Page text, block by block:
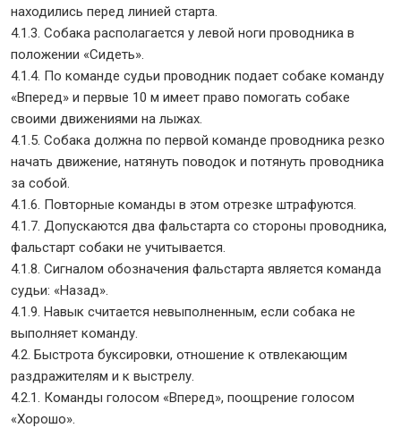
находились перед линией старта.
4.1.3. Собака располагается у левой ноги проводника в
положении «Сидеть».
4.1.4. По команде судьи проводник подает собаке команду
«Вперед» и первые 10 м имеет право помогать собаке
своими движениями на лыжах.
4.1.5. Собака должна по первой команде проводника резко
начать движение, натянуть поводок и потянуть проводника
за собой.
4.1.6. Повторные команды в этом отрезке штрафуются.
4.1.7. Допускаются два фальстарта со стороны проводника,
фальстарт собаки не учитывается.
4.1.8. Сигналом обозначения фальстарта является команда
судьи: «Назад».
4.1.9. Навык считается невыполненным, если собака не
выполняет команду.
4.2. Быстрота буксировки, отношение к отвлекающим
раздражителям и к выстрелу.
4.2.1. Команды голосом «Вперед», поощрение голосом
«Хорошо».